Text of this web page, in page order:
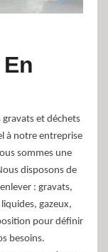
et déchets
à notre entreprise
sommes une
disposons de
: gravats,
gazeux,
pour définir
besoins.